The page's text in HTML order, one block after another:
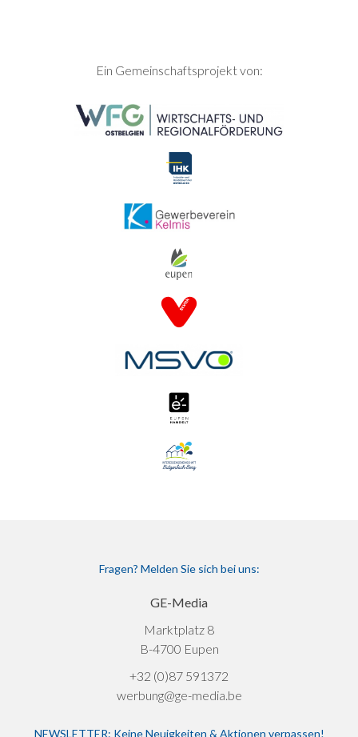
SEITENFUSSEin Gemeinschaftsprojekt von:
Fragen? Melden Sie sich bei uns:
GE-Media
Marktplatz 8
B-4700 Eupen
+32 (0)87 591372
werbung@ge-media.be
NEWSLETTER: Keine Neuigkeiten & Aktionen verpassen!